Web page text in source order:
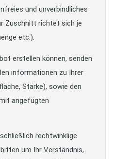
und unverbindliches
Zuschnitt richtet sich je
etc.).
erstellen können, senden
informationen zu Ihrer
Stärke), sowie den
angefügten
rechtwinklige
um Ihr Verständnis,